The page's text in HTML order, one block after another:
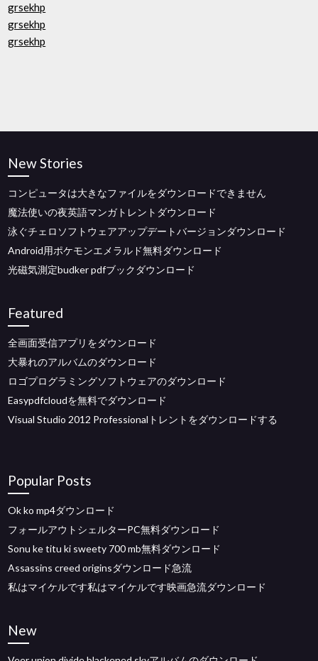
grsekhp
grsekhp
grsekhp
New Stories
コンピュータは大きなファイルをダウンロードできません
魔法使いの夜英語マンガトレントダウンロード
泳ぐチェロソフトウェアアップデートバージョンダウンロード
Android用ポケモンエメラルド無料ダウンロード
光磁気測定budker pdfブックダウンロード
Featured
全画面受信アプリをダウンロード
大暴れのアルバムのダウンロード
ロゴプログラミングソフトウェアのダウンロード
Easypdfcloudを無料でダウンロード
Visual Studio 2012 Professionalトレントをダウンロードする
Popular Posts
Ok ko mp4ダウンロード
フォールアウトシェルターPC無料ダウンロード
Sonu ke titu ki sweety 700 mb無料ダウンロード
Assassins creed originsダウンロード急流
私はマイケルです私はマイケルです映画急流ダウンロード
New